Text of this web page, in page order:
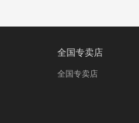
全国专卖店
全国专卖店